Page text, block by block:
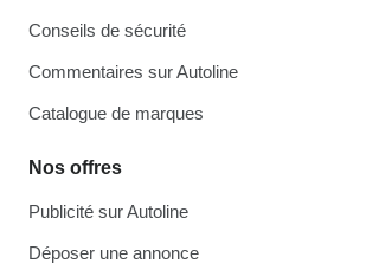
Conseils de sécurité
Commentaires sur Autoline
Catalogue de marques
Nos offres
Publicité sur Autoline
Déposer une annonce